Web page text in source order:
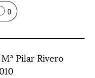
0
Pilar Rivero